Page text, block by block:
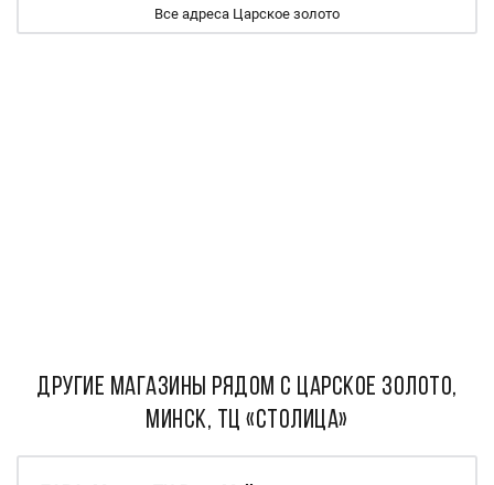
Все адреса Царское золото
ДРУГИЕ МАГАЗИНЫ РЯДОМ С Царское золото,
Минск, ТЦ «Столица»